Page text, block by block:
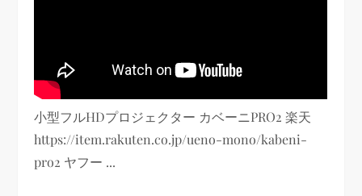
小型フルHDプロジェクター カベーニPRO2 楽天
https://item.rakuten.co.jp/ueno-mono/kabeni-
pro2 ヤフー ...